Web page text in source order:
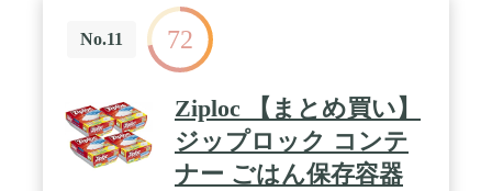
No.11 72
Ziploc 【まとめ買い】
ジップロック コンテ
ナー ごはん保存容器